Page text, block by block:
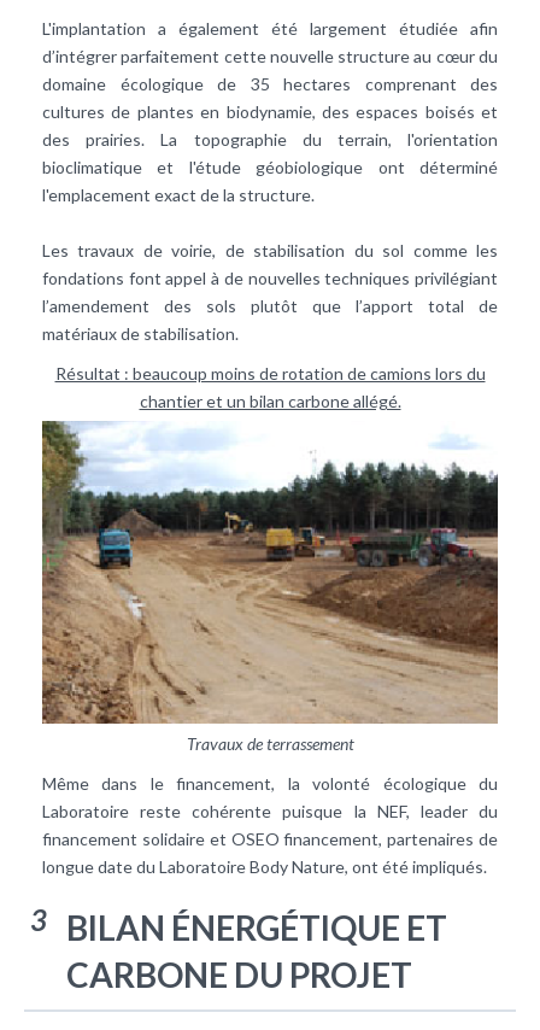
L'implantation a également été largement étudiée afin
d’intégrer parfaitement cette nouvelle structure au cœur du
domaine écologique de 35 hectares comprenant des
cultures de plantes en biodynamie, des espaces boisés et
des prairies. La topographie du terrain, l'orientation
bioclimatique et l'étude géobiologique ont déterminé
l'emplacement exact de la structure.
Les travaux de voirie, de stabilisation du sol comme les
fondations font appel à de nouvelles techniques privilégiant
l’amendement des sols plutôt que l’apport total de
matériaux de stabilisation.
Résultat : beaucoup moins de rotation de camions lors du
chantier et un bilan carbone allégé.
Travaux de terrassement
Même dans le financement, la volonté écologique du
Laboratoire reste cohérente puisque la NEF, leader du
financement solidaire et OSEO financement, partenaires de
longue date du Laboratoire Body Nature, ont été impliqués.
3
BILAN ÉNERGÉTIQUE ET
CARBONE DU PROJET